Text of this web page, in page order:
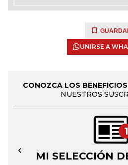
UNIRSE A
CONOZCA LOS
NUESTROS
1
MI SELECCIÓN
←